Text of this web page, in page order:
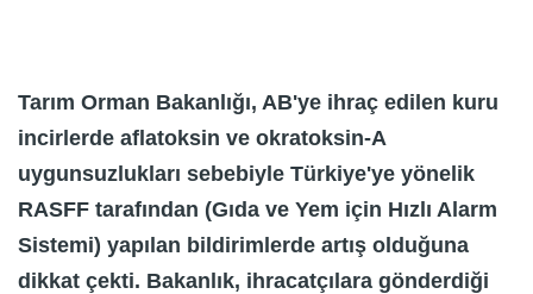
Tarım Orman Bakanlığı, AB'ye ihraç edilen kuru
incirlerde aflatoksin ve okratoksin-A
uygunsuzlukları sebebiyle Türkiye'ye yönelik
RASFF tarafından (Gıda ve Yem için Hızlı Alarm
Sistemi) yapılan bildirimlerde artış olduğuna
dikkat çekti. Bakanlık, ihracatçılara gönderdiği